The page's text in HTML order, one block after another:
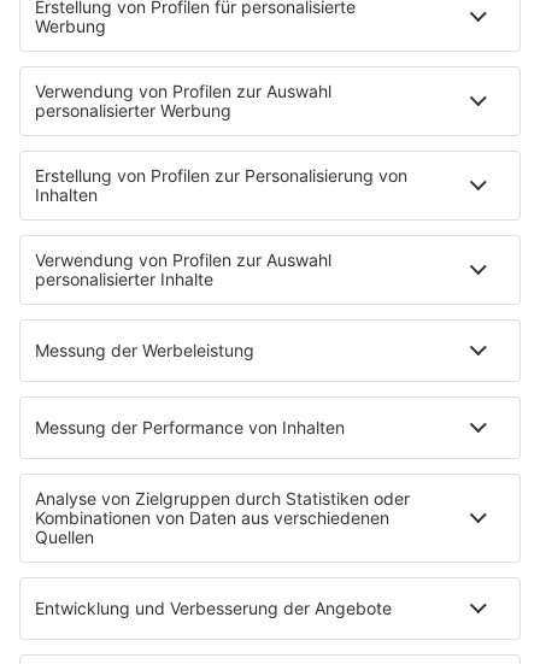
Meine Rockbotschaft an die Region:
"Musik kann die Welt nicht verändern, aber sie kann Menschen
verändern – und Menschen verändern die Welt." (Bono/U2)
Wir benötigen Ihre
Zustimmung, um den
YouTube Video-Service zu
laden!
Drittanbieters, um Videoinhalte
einzubetten. Dieser Service kann Daten
zu Ihren Aktivitäten sammeln. Bitte lesen